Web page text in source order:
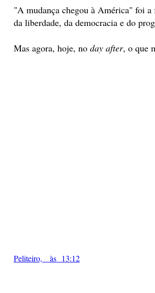
"A mudança chegou à América" foi a
da liberdade, da democracia e do
Mas agora, hoje, no day after, o que
Peliteiro, às 13:12